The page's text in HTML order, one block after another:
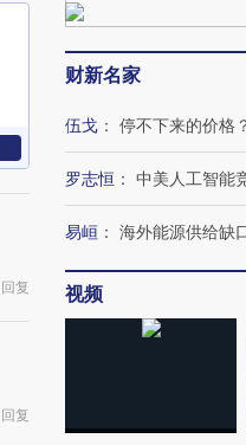
回复
回复
财新名家
伍戈 ： 停不下来的价格
罗志恒 ： 中美人工智能
易峘 ： 海外能源供给缺
视频